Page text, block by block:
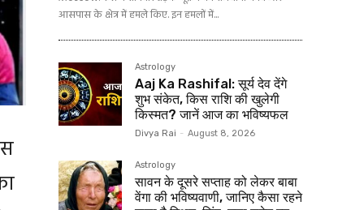
आसपास के क्षेत्र में हमले किए. इन हमलों में...
Astrology
Aaj Ka Rashifal: सूर्य देव देंगे
शुभ संकेत, किस राशि की खुलेगी
किस्मत? जानें आज का भविष्यफल
Divya Rai - August 8, 2026
Astrology
सावन के दूसरे सप्ताह को लेकर बाबा
वेंगा की भविष्यवाणी, जानिए कैसा रहने